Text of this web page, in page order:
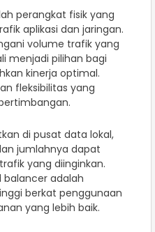
perangkat fisik yang
aplikasi dan jaringan.
volume trafik yang
menjadi pilihan bagi
kinerja optimal.
fleksibilitas yang
di pusat data lokal,
jumlahnya dapat
yang diinginkan.
balancer adalah
berkat penggunaan
yang lebih baik.